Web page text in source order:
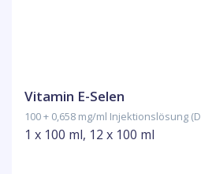
Vitamin E-Selen
100 + 0,658 mg/ml Injektionslösung
1 x 100 ml, 12 x 100 ml